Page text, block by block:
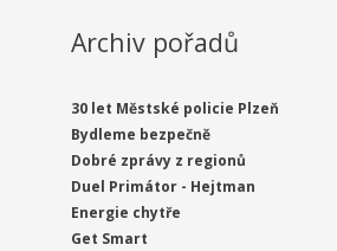
Archiv pořadů
30 let Městské policie Plzeň
Bydleme bezpečně
Dobré zprávy z regionů
Duel Primátor - Hejtman
Energie chytře
Get Smart